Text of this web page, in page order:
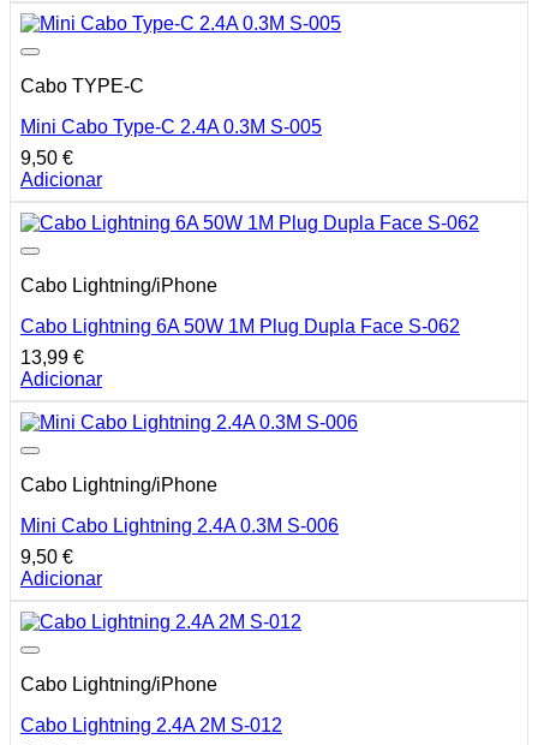
Cabo TYPE-C
Mini Cabo Type-C 2.4A 0.3M S-005
9,50 €
Adicionar
Cabo Lightning/iPhone
Cabo Lightning 6A 50W 1M Plug Dupla Face S-062
13,99 €
Adicionar
Cabo Lightning/iPhone
Mini Cabo Lightning 2.4A 0.3M S-006
9,50 €
Adicionar
Cabo Lightning/iPhone
Cabo Lightning 2.4A 2M S-012